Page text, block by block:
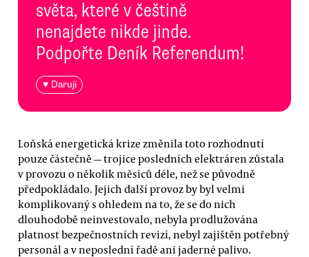
světa, které v češtině
nenajdete nikde jinde.
Podpořte Deník Referendum!
♥ Daruji
Loňská energetická krize změnila toto rozhodnutí
pouze částečně — trojice posledních elektráren zůstala
v provozu o několik měsíců déle, než se původně
předpokládalo. Jejich další provoz by byl velmi
komplikovaný s ohledem na to, že se do nich
dlouhodobě neinvestovalo, nebyla prodlužována
platnost bezpečnostních revizí, nebyl zajištěn potřebný
personál a v neposlední řadě ani jaderné palivo.